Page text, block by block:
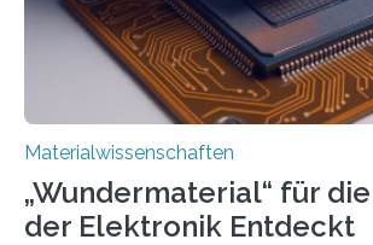
Materialwissenschaften an der
und Alexander Paarmann vom Fritz-
leiteten ein internationales
Materialwissenschaften
„Wundermaterial“ für
der Elektronik Entdeckt